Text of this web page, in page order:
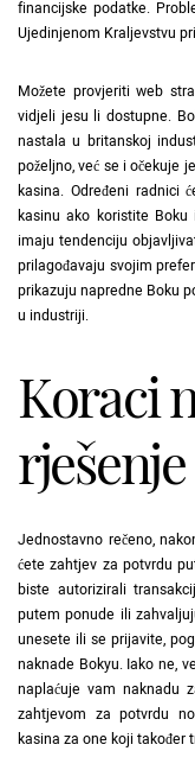
financijske podatke.
Ujedinjenom Kraljevstvu
Možete provjeriti web
vidjeli jesu li dostupne.
nastala u britanskoj
poželjno, već se i očekuje
kasina. Određeni radnici
kasinu ako koristite
imaju tendenciju
prilagođavaju svojim
prikazuju napredne Boku
u industriji.
Koraci
rješenje
Jednostavno rečeno,
ćete zahtjev za potvrdu
biste autorizirali
putem ponude ili
unesete ili se prijavite,
naknade Bokyu. Iako ne,
naplaćuje vam naknadu
zahtjevom za potvrdu
kasina za one koji također